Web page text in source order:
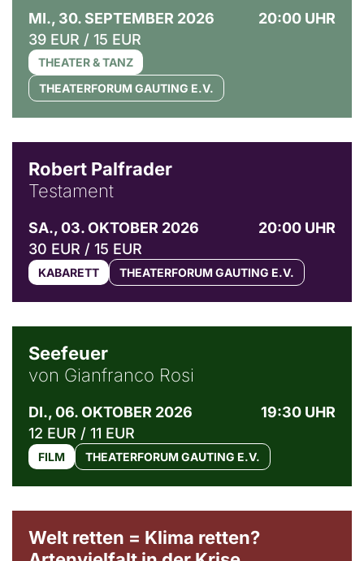
MI., 30. SEPTEMBER 2026
20:00 UHR
39 EUR / 15 EUR
THEATER & TANZ
THEATERFORUM GAUTING E.V.
Robert Palfrader
Testament
SA., 03. OKTOBER 2026
20:00 UHR
30 EUR / 15 EUR
KABARETT THEATERFORUM GAUTING E.V.
Seefeuer
von Gianfranco Rosi
DI., 06. OKTOBER 2026
19:30 UHR
12 EUR / 11 EUR
FILM THEATERFORUM GAUTING E.V.
Welt retten = Klima retten?